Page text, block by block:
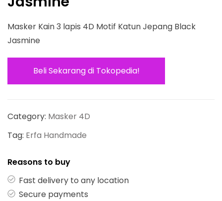
Masker Kain 3 lapis 4D Motif Katun Jepang Black
Jasmine
Beli Sekarang di Tokopedia!
Category: Masker 4D
Tag: Erfa Handmade
Reasons to buy
Fast delivery to any location
Secure payments